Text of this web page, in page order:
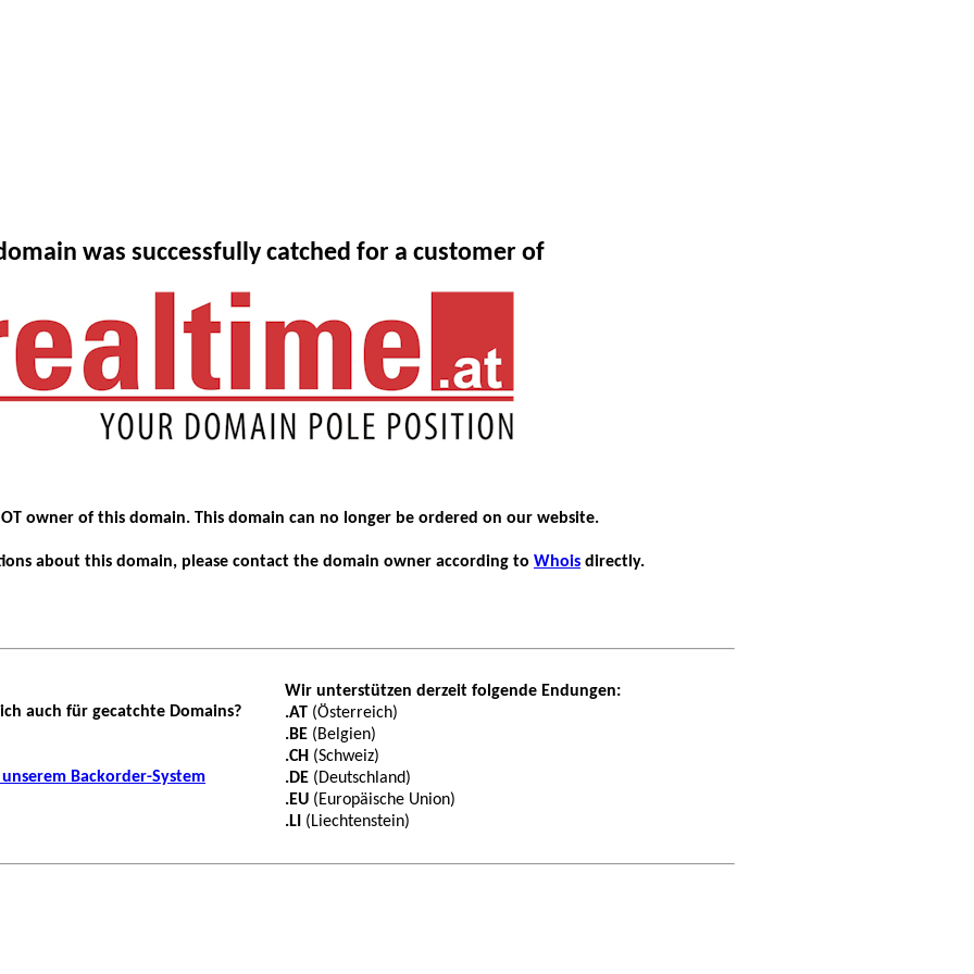
was successfully catched for a customer of
owner of this domain. This domain can no longer be ordered on our website.
about this domain, please contact the domain owner according to Whois directly.
auch für gecatchte Domains?
Backorder-System
Wir unterstützen derzeit folgende Endungen:
.AT(Österreich)
.BE(Belgien)
.CH(Schweiz)
.DE(Deutschland)
.EU(Europäische Union)
.LI(Liechtenstein)